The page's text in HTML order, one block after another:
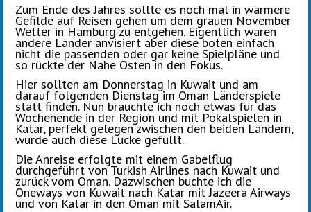
Zum Ende des Jahres sollte es noch mal in wärmere
Gefilde auf Reisen gehen um dem grauen November
Wetter in Hamburg zu entgehen. Eigentlich waren
andere Länder anvisiert aber diese boten einfach
nicht die passenden oder gar keine Spielpläne und
so rückte der Nahe Osten in den Fokus.
Hier sollten am Donnerstag in Kuwait und am
darauf folgenden Dienstag im Oman Länderspiele
statt finden. Nun brauchte ich noch etwas für das
Wochenende in der Region und mit Pokalspielen in
Katar, perfekt gelegen zwischen den beiden Ländern,
wurde auch diese Lücke gefüllt.
Die Anreise erfolgte mit einem Gabelflug
durchgeführt von Turkish Airlines nach Kuwait und
zurück vom Oman. Dazwischen buchte ich die
Oneways von Kuwait nach Katar mit Jazeera Airways
und von Katar in den Oman mit SalamAir.